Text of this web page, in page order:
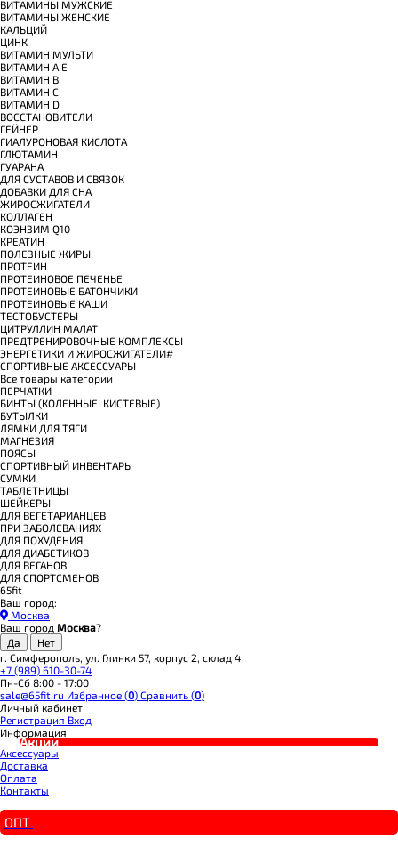
ВИТАМИНЫ МУЖСКИЕ
ВИТАМИНЫ ЖЕНСКИЕ
КАЛЬЦИЙ
ЦИНК
ВИТАМИН МУЛЬТИ
ВИТАМИН A E
ВИТАМИН B
ВИТАМИН C
ВИТАМИН D
ВОССТАНОВИТЕЛИ
ГЕЙНЕР
ГИАЛУРОНОВАЯ КИСЛОТА
ГЛЮТАМИН
ГУАРАНА
ДЛЯ СУСТАВОВ И СВЯЗОК
ДОБАВКИ ДЛЯ СНА
ЖИРОСЖИГАТЕЛИ
КОЛЛАГЕН
КОЭНЗИМ Q10
КРЕАТИН
ПОЛЕЗНЫЕ ЖИРЫ
ПРОТЕИН
ПРОТЕИНОВОЕ ПЕЧЕНЬЕ
ПРОТЕИНОВЫЕ БАТОНЧИКИ
ПРОТЕИНОВЫЕ КАШИ
ТЕСТОБУСТЕРЫ
ЦИТРУЛЛИН МАЛАТ
ПРЕДТРЕНИРОВОЧНЫЕ КОМПЛЕКСЫ
ЭНЕРГЕТИКИ И ЖИРОСЖИГАТЕЛИ#
СПОРТИВНЫЕ АКСЕССУАРЫ
Все товары категории
ПЕРЧАТКИ
БИНТЫ (КОЛЕННЫЕ, КИСТЕВЫЕ)
БУТЫЛКИ
ЛЯМКИ ДЛЯ ТЯГИ
МАГНЕЗИЯ
ПОЯСЫ
СПОРТИВНЫЙ ИНВЕНТАРЬ
СУМКИ
ТАБЛЕТНИЦЫ
ШЕЙКЕРЫ
ДЛЯ ВЕГЕТАРИАНЦЕВ
ПРИ ЗАБОЛЕВАНИЯХ
ДЛЯ ПОХУДЕНИЯ
ДЛЯ ДИАБЕТИКОВ
ДЛЯ ВЕГАНОВ
ДЛЯ СПОРТСМЕНОВ
65fit
Ваш город:
Москва
Ваш город Москва?
г. Симферополь, ул. Глинки 57, корпус 2, склад 4
+7 (989) 610-30-74
Пн-Сб 8:00 - 17:00
sale@65fit.ru Избранное (0) Сравнить (0)
Личный кабинет
Регистрация Вход
Информация
Акции
Аксессуары
Доставка
Оплата
Контакты
ОПТ